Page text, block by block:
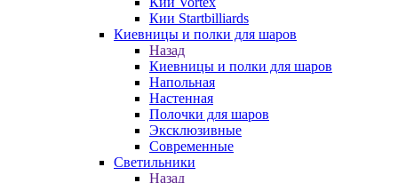
Кии Startbilliards
Киевницы и полки для шаров
Назад
Киевницы и полки для шаров
Напольная
Настенная
Полочки для шаров
Эксклюзивные
Современные
Светильники
Назад